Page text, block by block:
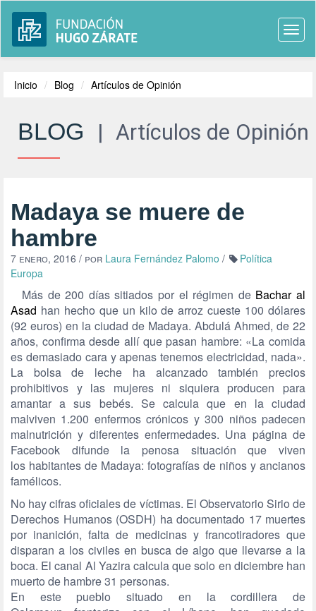
Inicio Blog Artículos de Opinión
BLOG | Artículos de Opinión
Madaya se muere de
hambre
7 enero, 2016 / por Laura Fernández Palomo /
Política
Europa
Más de 200 días sitiados por el régimen de Bachar al
Asad han hecho que un kilo de arroz cueste 100 dólares
(92 euros) en la ciudad de Madaya. Abdulá Ahmed, de 22
años, confirma desde allí que pasan hambre: «La comida
es demasiado cara y apenas tenemos electricidad, nada».
La bolsa de leche ha alcanzado también precios
prohibitivos y las mujeres ni siquiera producen para
amantar a sus bebés. Se calcula que en la ciudad
malviven 1.200 enfermos crónicos y 300 niños padecen
malnutrición y diferentes enfermedades. Una página de
Facebook difunde la penosa situación que viven
los habitantes de Madaya: fotografías de niños y ancianos
famélicos.
No hay cifras oficiales de víctimas. El Observatorio Sirio de
Derechos Humanos (OSDH) ha documentado 17 muertes
por inanición, falta de medicinas y francotiradores que
disparan a los civiles en busca de algo que llevarse a la
boca. El canal Al Yazira calcula que solo en diciembre han
muerto de hambre 31 personas.
En este pueblo situado en la cordillera de